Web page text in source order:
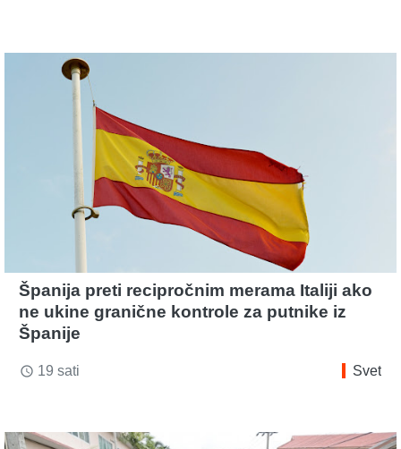
Španija preti recipročnim merama Italiji ako
ne ukine granične kontrole za putnike iz
Španije
access_time 19 sati Svet